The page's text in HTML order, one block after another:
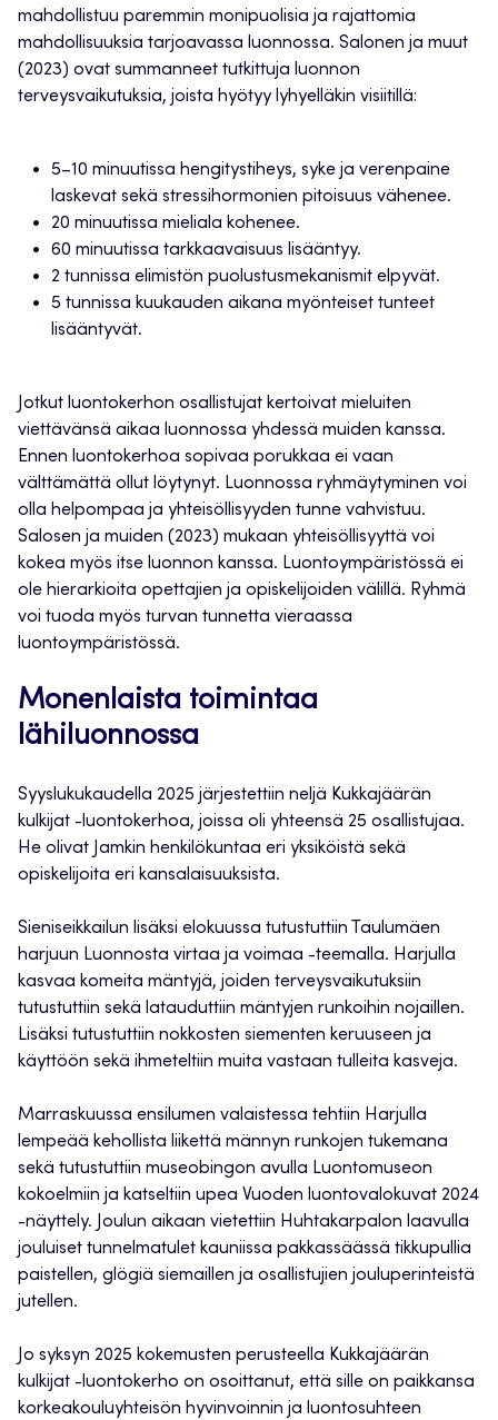
mahdollistuu paremmin monipuolisia ja rajattomia
mahdollisuuksia tarjoavassa luonnossa. Salonen ja muut
(2023) ovat summanneet tutkittuja luonnon
terveysvaikutuksia, joista hyötyy lyhyelläkin visiitillä:
5–10 minuutissa hengitystiheys, syke ja verenpaine
laskevat sekä stressihormonien pitoisuus vähenee.
20 minuutissa mieliala kohenee.
60 minuutissa tarkkaavaisuus lisääntyy.
2 tunnissa elimistön puolustusmekanismit elpyvät.
5 tunnissa kuukauden aikana myönteiset tunteet
lisääntyvät.
Jotkut luontokerhon osallistujat kertoivat mieluiten
viettävänsä aikaa luonnossa yhdessä muiden kanssa.
Ennen luontokerhoa sopivaa porukkaa ei vaan
välttämättä ollut löytynyt. Luonnossa ryhmäytyminen voi
olla helpompaa ja yhteisöllisyyden tunne vahvistuu.
Salosen ja muiden (2023) mukaan yhteisöllisyyttä voi
kokea myös itse luonnon kanssa. Luontoympäristössä ei
ole hierarkioita opettajien ja opiskelijoiden välillä. Ryhmä
voi tuoda myös turvan tunnetta vieraassa
luontoympäristössä.
Monenlaista toimintaa
lähiluonnossa
Syyslukukaudella 2025 järjestettiin neljä Kukkajäärän
kulkijat -luontokerhoa, joissa oli yhteensä 25 osallistujaa.
He olivat Jamkin henkilökuntaa eri yksiköistä sekä
opiskelijoita eri kansalaisuuksista.
Sieniseikkailun lisäksi elokuussa tutustuttiin Taulumäen
harjuun Luonnosta virtaa ja voimaa -teemalla. Harjulla
kasvaa komeita mäntyjä, joiden terveysvaikutuksiin
tutustuttiin sekä latauduttiin mäntyjen runkoihin nojaillen.
Lisäksi tutustuttiin nokkosten siementen keruuseen ja
käyttöön sekä ihmeteltiin muita vastaan tulleita kasveja.
Marraskuussa ensilumen valaistessa tehtiin Harjulla
lempeää kehollista liikettä männyn runkojen tukemana
sekä tutustuttiin museobingon avulla Luontomuseon
kokoelmiin ja katseltiin upea Vuoden luontovalokuvat 2024
-näyttely. Joulun aikaan vietettiin Huhtakarpalon laavulla
jouluiset tunnelmatulet kauniissa pakkassäässä tikkupullia
paistellen, glögiä siemaillen ja osallistujien jouluperinteistä
jutellen.
Jo syksyn 2025 kokemusten perusteella Kukkajäärän
kulkijat -luontokerho on osoittanut, että sille on paikkansa
korkeakouluyhteisön hyvinvoinnin ja luontosuhteen